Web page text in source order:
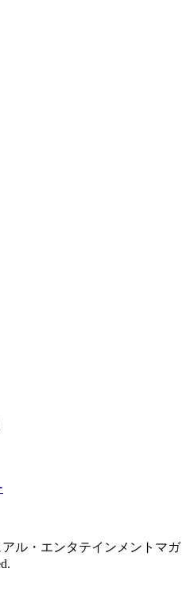
ル・エンタテインメントマガ